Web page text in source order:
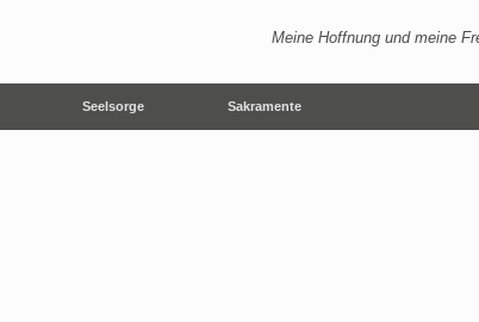
Meine Hoffnung und meine
Seelsorge Sakramente